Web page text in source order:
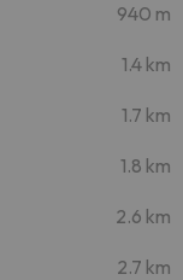
940 m
1.4 km
1.7 km
1.8 km
2.6 km
2.7 km